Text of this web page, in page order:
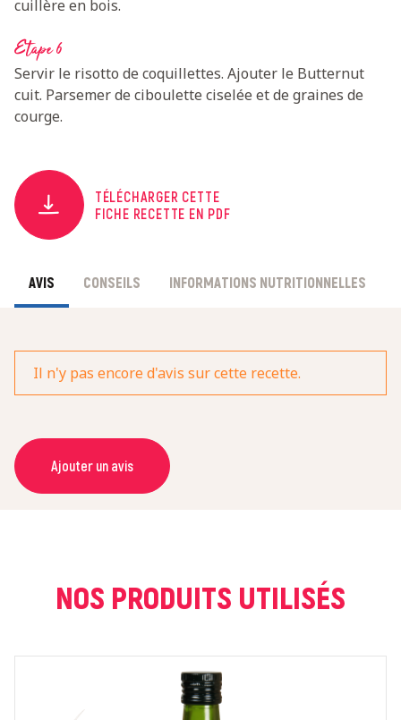
cuillère en bois.
Etape 6
Servir le risotto de coquillettes. Ajouter le Butternut
cuit. Parsemer de ciboulette ciselée et de graines de
courge.
TÉLÉCHARGER CETTE
FICHE RECETTE EN PDF
AVIS CONSEILS INFORMATIONS NUTRITIONNELLES
Il n'y pas encore d'avis sur cette recette.
Ajouter un avis
NOM *
COMMENTAIRE *
NOS PRODUITS UTILISÉS